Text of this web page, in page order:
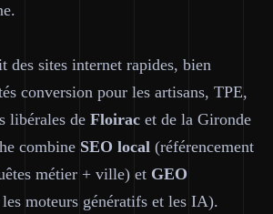
des sites internet rapides, bien
conversion pour les artisans, TPE,
libérales de Floirac et de la Gironde
combine SEO local (référencement
métier + ville) et GEO
moteurs génératifs et les IA).